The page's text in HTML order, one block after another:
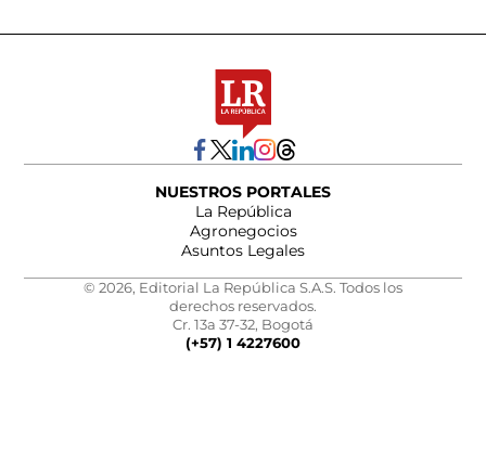
NUESTROS PORTALES
La República
Agronegocios
Asuntos Legales
© 2026, Editorial La República S.A.S. Todos los
derechos reservados.
Cr. 13a 37-32, Bogotá
(+57) 1 4227600